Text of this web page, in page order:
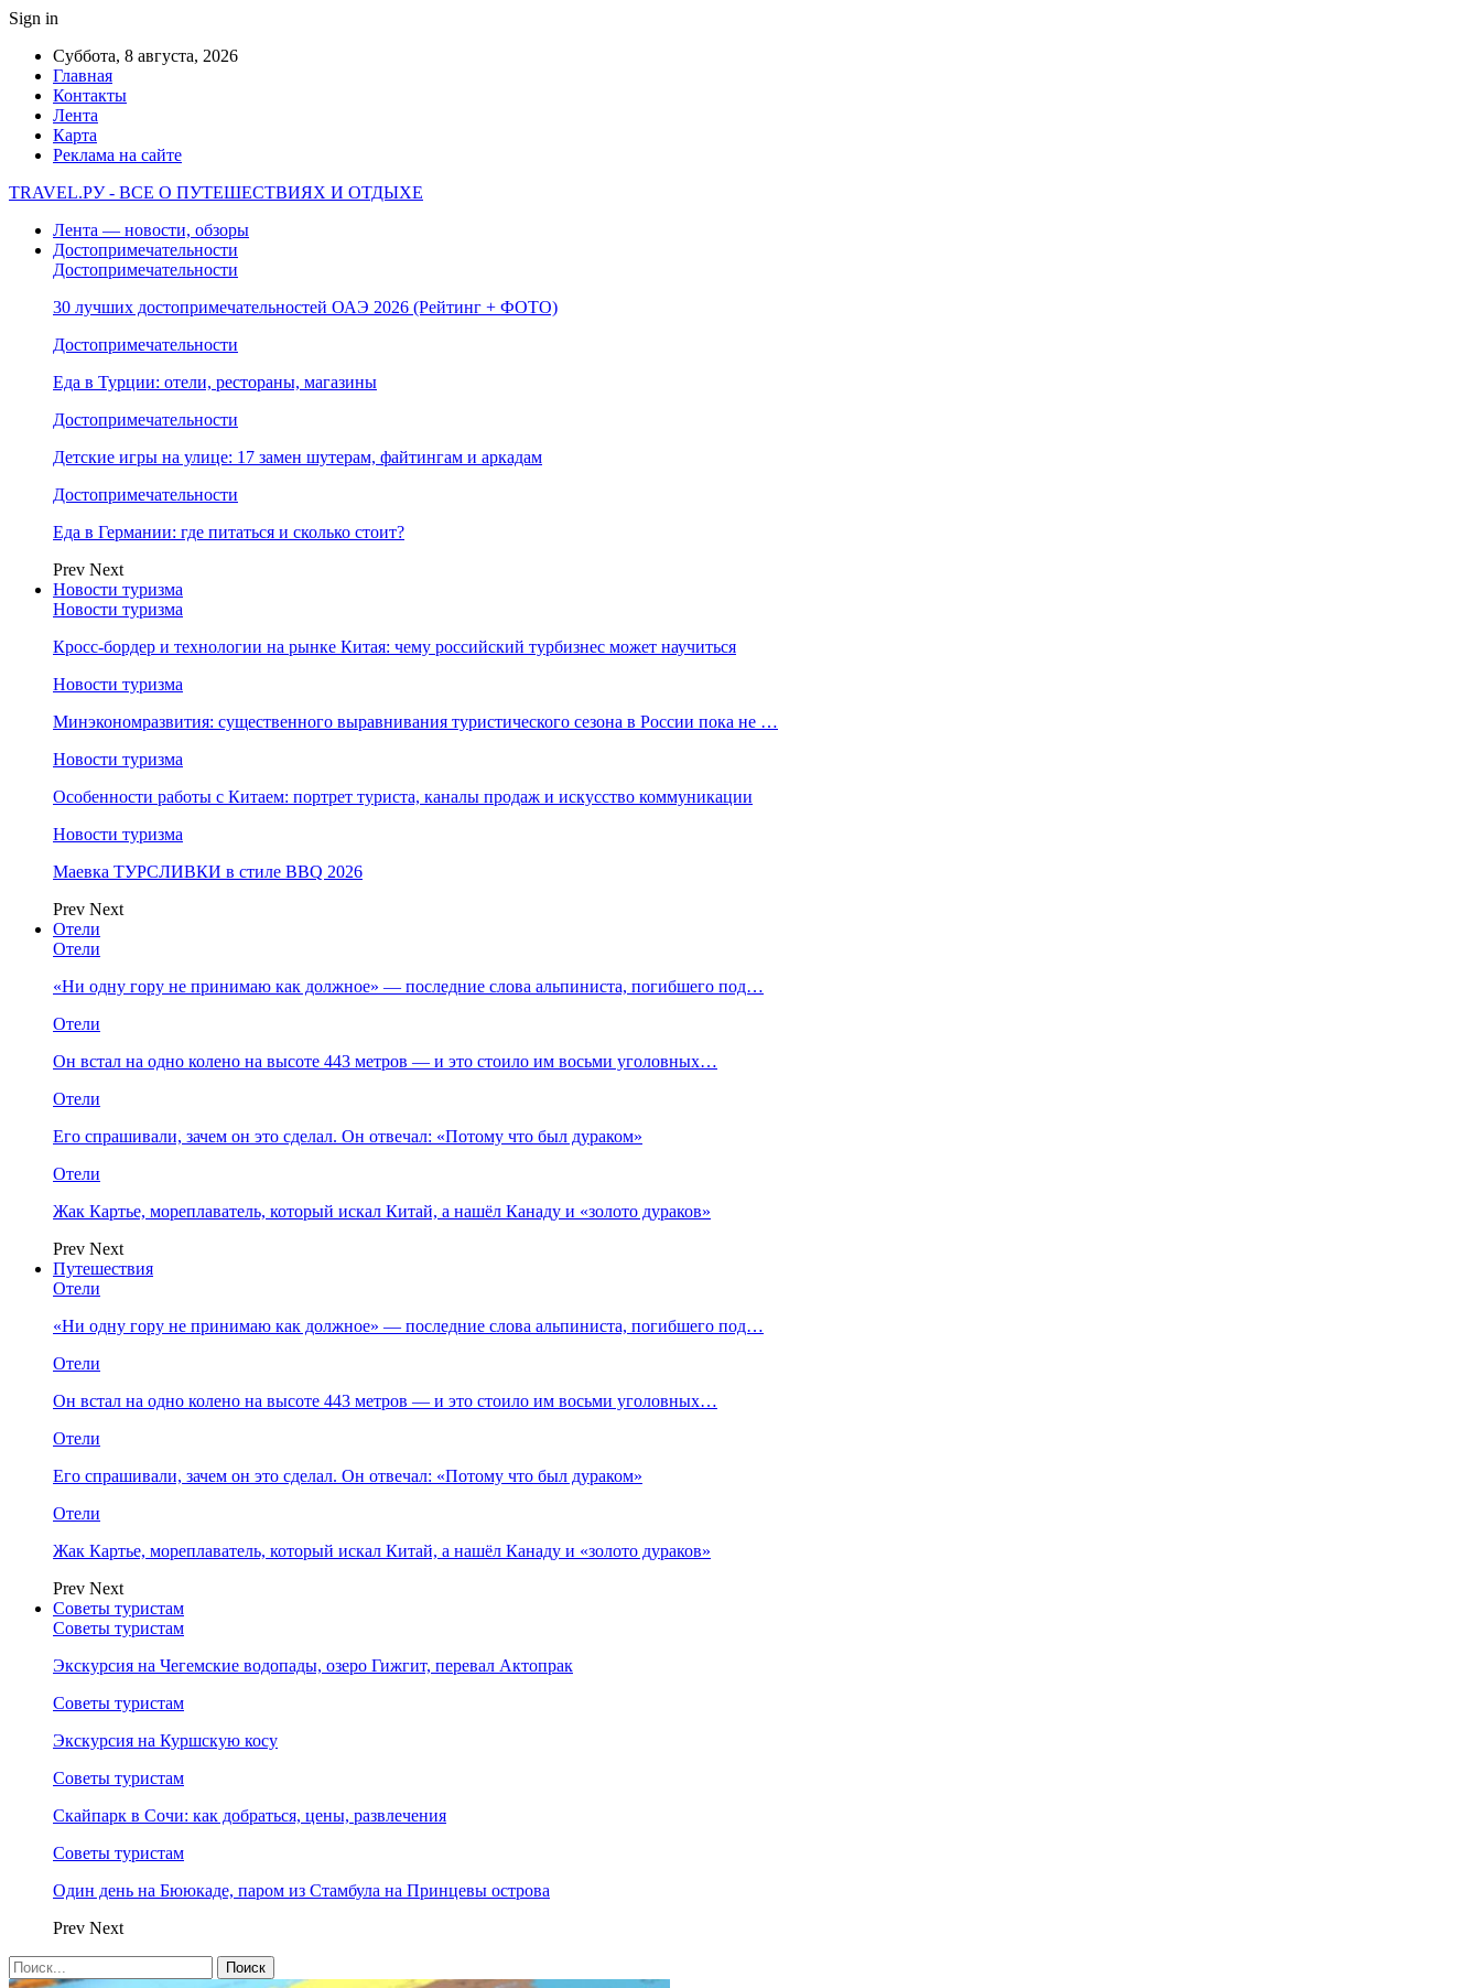
Sign in
Суббота, 8 августа, 2026
Главная
Контакты
Лента
Карта
Реклама на сайте
TRAVEL.РУ - ВСЕ О ПУТЕШЕСТВИЯХ И ОТДЫХЕ
Лента — новости, обзоры
Достопримечательности
Достопримечательности
30 лучших достопримечательностей ОАЭ 2026 (Рейтинг + ФОТО)
Достопримечательности
Еда в Турции: отели, рестораны, магазины
Достопримечательности
Детские игры на улице: 17 замен шутерам, файтингам и аркадам
Достопримечательности
Еда в Германии: где питаться и сколько стоит?
Prev Next
Новости туризма
Новости туризма
Кросс-бордер и технологии на рынке Китая: чему российский турбизнес может научиться
Новости туризма
Минэкономразвития: существенного выравнивания туристического сезона в России пока не …
Новости туризма
Особенности работы с Китаем: портрет туриста, каналы продаж и искусство коммуникации
Новости туризма
Маевка ТУРСЛИВКИ в стиле BBQ 2026
Prev Next
Отели
Отели
«Ни одну гору не принимаю как должное» — последние слова альпиниста, погибшего под…
Отели
Он встал на одно колено на высоте 443 метров — и это стоило им восьми уголовных…
Отели
Его спрашивали, зачем он это сделал. Он отвечал: «Потому что был дураком»
Отели
Жак Картье, мореплаватель, который искал Китай, а нашёл Канаду и «золото дураков»
Prev Next
Путешествия
Отели
«Ни одну гору не принимаю как должное» — последние слова альпиниста, погибшего под…
Отели
Он встал на одно колено на высоте 443 метров — и это стоило им восьми уголовных…
Отели
Его спрашивали, зачем он это сделал. Он отвечал: «Потому что был дураком»
Отели
Жак Картье, мореплаватель, который искал Китай, а нашёл Канаду и «золото дураков»
Prev Next
Советы туристам
Советы туристам
Экскурсия на Чегемские водопады, озеро Гижгит, перевал Актопрак
Советы туристам
Экскурсия на Куршскую косу
Советы туристам
Скайпарк в Сочи: как добраться, цены, развлечения
Советы туристам
Один день на Бююкаде, паром из Стамбула на Принцевы острова
Prev Next